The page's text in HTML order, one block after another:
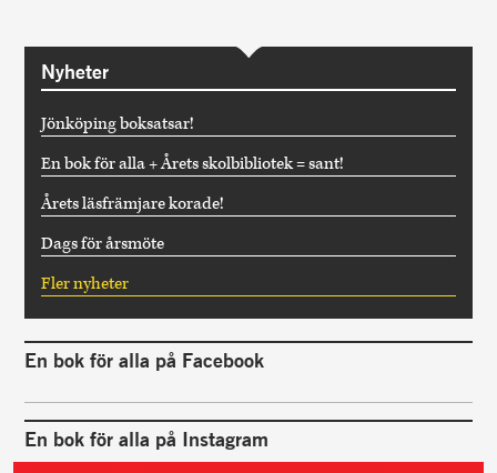
Nyheter
Jönköping boksatsar!
En bok för alla + Årets skolbibliotek = sant!
Årets läsfrämjare korade!
Dags för årsmöte
Fler nyheter
En bok för alla på Facebook
En bok för alla på Instagram